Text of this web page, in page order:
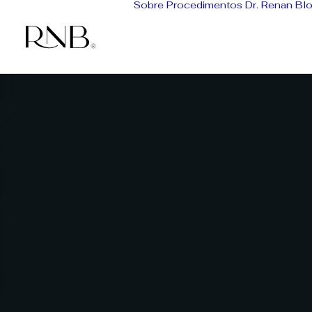
Sobre Procedimentos Dr. Renan